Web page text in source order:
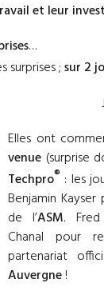
et leur
…
surprises ;sur 2
Elles ont
venue (surprise
Techpro® : les
Benjamin
de l’ASM.
Chanal pour
partenariat
Auvergne!